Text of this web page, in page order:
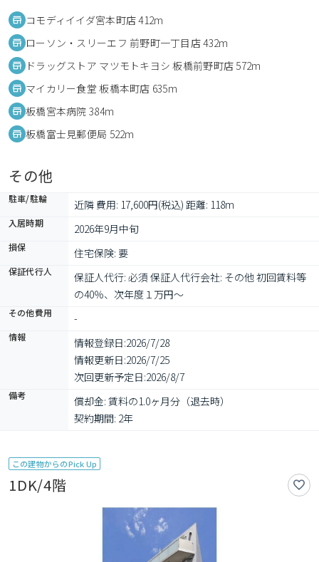
コモディイイダ宮本町店 412m
ローソン・スリーエフ 前野町一丁目店 432m
ドラッグストア マツモトキヨシ 板橋前野町店 572m
マイカリー食堂 板橋本町店 635m
板橋宮本病院 384m
板橋富士見郵便局 522m
その他
駐車/駐輪 近隣 費用: 17,600円(税込) 距離: 118m
入居時期 2026年9月中旬
損保 住宅保険: 要
保証代行人
保証人代行: 必須 保証人代行会社: その他 初回賃料等
の40％、次年度１万円～
その他費用 -
情報 情報登録日:2026/7/28
情報更新日:2026/7/25
次回更新予定日:2026/8/7
備考
償却金: 賃料の1.0ヶ月分（退去時）
契約期間: 2年
この建物からのPick Up
1DK/4階